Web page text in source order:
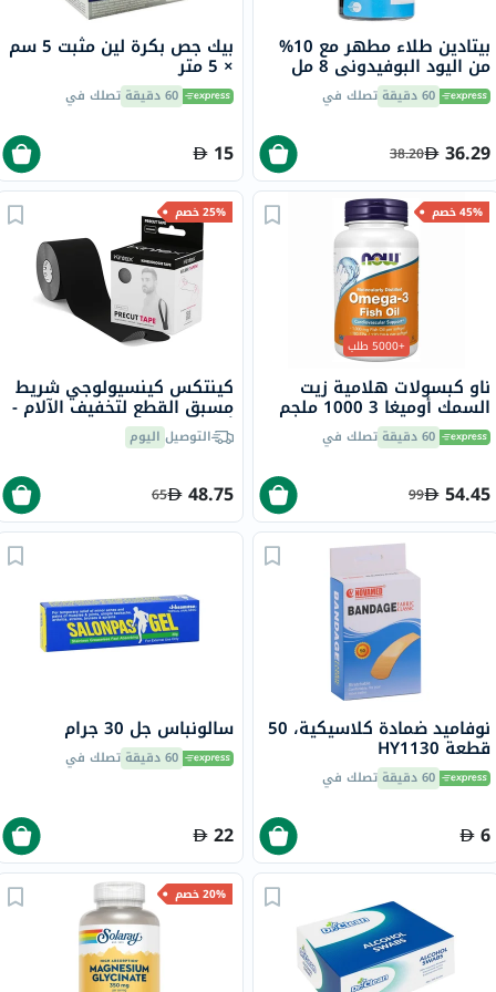
بيتادين طلاء مطهر مع 10%
من اليود البوفيدوني 8 مل
60 دقيقة تصلك في
36.29
38.20
بيك جص بكرة لين مثبت 5 سم
× 5 متر
60 دقيقة تصلك في
15
45% خصم
+5000 طلب
ناو كبسولات هلامية زيت
السمك أوميغا 3 1000 ملجم
180 EPA / 120 DHA حزمة من
100 60 دقيقة تصلك في
54.45
99
25% خصم
كينتكس كينسيولوجي شريط
مسبق القطع لتخفيف الآلام -
أسود 25 سم حزمة من 20التوصيل اليوم
48.75
65
نوفاميد ضمادة كلاسيكية، 50
قطعة HY1130
60 دقيقة تصلك في
6
سالونباس جل 30 جرام
60 دقيقة تصلك في
22
20% خصم